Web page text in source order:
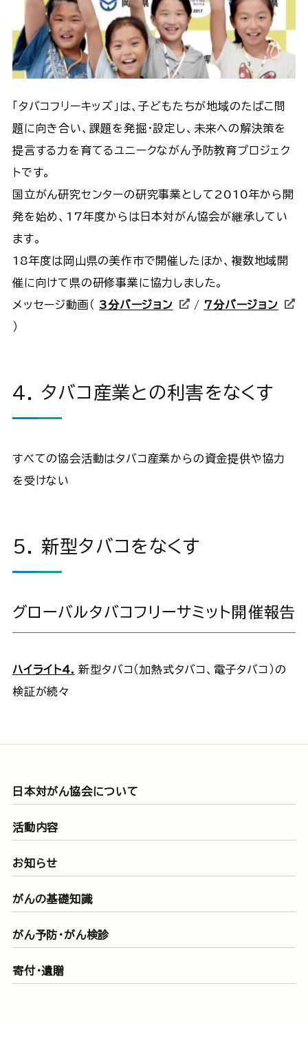
「タバコフリーキッズ」は、子どもたちが地域のたばこ問
題に向き合い、課題を発掘・設定し、未来への解決策を
提言する力を育てるユニークながん予防教育プロジェク
トです。
国立がん研究センターの研究事業として2010年から開
発を始め、17年度からは日本対がん協会が継承してい
ます。
18年度は岡山県の美作市で開催したほか、複数地域開
催に向けて県の研修事業に協力しました。
メッセージ動画（3分バージョン / 7分バージョン
）
4. タバコ産業との利害をなくす
すべての協会活動はタバコ産業からの資金提供や協力
を受けない
5. 新型タバコをなくす
グローバルタバコフリーサミット開催報告
ハイライト4. 新型タバコ（加熱式タバコ、電子タバコ）の
検証が続々
日本対がん協会について
活動内容
お知らせ
がんの基礎知識
がん予防・がん検診
寄付・遺贈